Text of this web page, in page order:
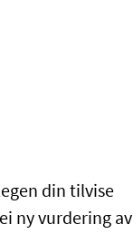
din tilvise
ny vurdering av